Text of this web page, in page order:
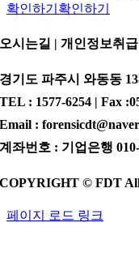
확인하기 확인하기
오시는길 | 개인정보취
경기도 파주시 와동동
TEL : 1577-6254 | Fax
Email :
계좌번호 : 기업은행
COPYRIGHT © FDT All
페이지 로드 링크